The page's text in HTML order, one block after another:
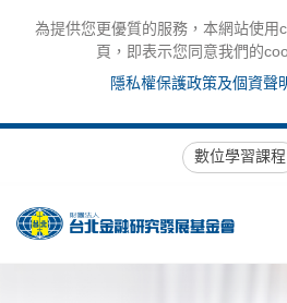
為提供您更優質的服務，本網站使用
頁，即表示您同意我們的
隱私權保護政策及個資聲
數位學習課程